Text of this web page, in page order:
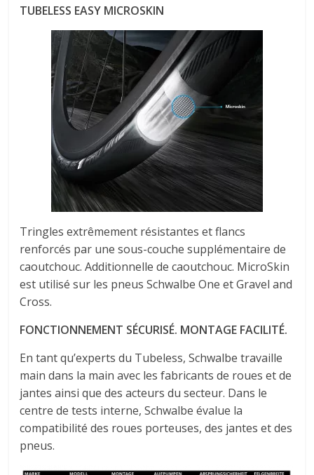
TUBELESS EASY MICROSKIN
Tringles extrêmement résistantes et flancs
renforcés par une sous-couche supplémentaire de
caoutchouc. Additionnelle de caoutchouc. MicroSkin
est utilisé sur les pneus Schwalbe One et Gravel and
Cross.
FONCTIONNEMENT SÉCURISÉ. MONTAGE FACILITÉ.
En tant qu’experts du Tubeless, Schwalbe travaille
main dans la main avec les fabricants de roues et de
jantes ainsi que des acteurs du secteur. Dans le
centre de tests interne, Schwalbe évalue la
compatibilité des roues porteuses, des jantes et des
pneus.